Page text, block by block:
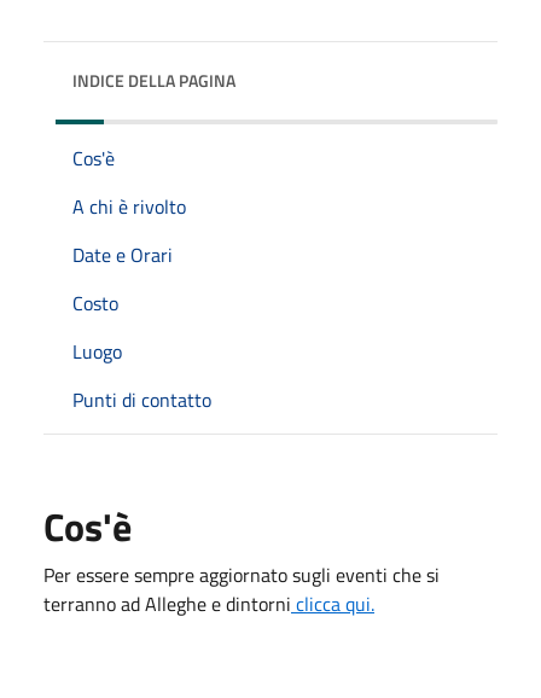
INDICE DELLA PAGINA
Cos'è
A chi è rivolto
Date e Orari
Costo
Luogo
Punti di contatto
Cos'è
Per essere sempre aggiornato sugli eventi che si
terranno ad Alleghe e dintorni clicca qui.